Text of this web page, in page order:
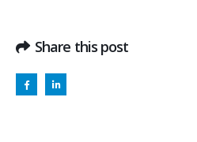
Share this post